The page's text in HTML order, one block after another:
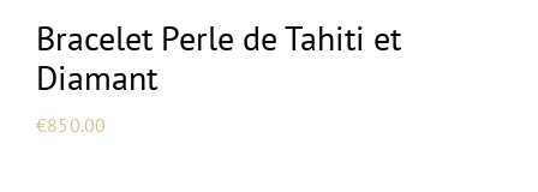
Bracelet Perle de Tahiti et
Diamant
€850.00